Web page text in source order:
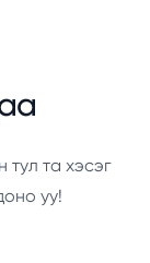
та хэсэг
уу!